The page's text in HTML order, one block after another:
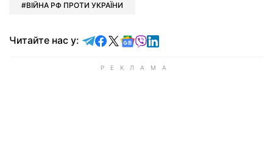
ВІЙНА РФ ПРОТИ УКРАЇНИ
Читайте нас у: Читайте у Telegram
Читайте у Facebook
Читайте у X
Читайте у Google news
Читайте у Viber
Читайте у LinkedIn